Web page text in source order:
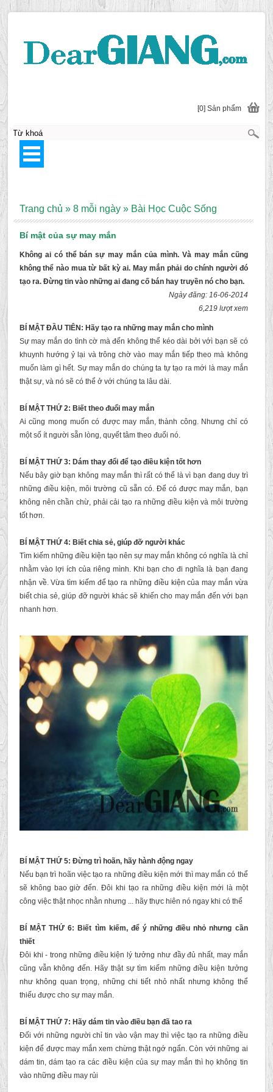
Bí mật của sự may mắn
Không ai có thể bán sự may mắn của mình. Và may mắn cũng
không thể nào mua từ bất kỳ ai. May mắn phải do chính người đó
tạo ra. Đừng tin vào những ai đang cố bán hay truyền nó cho bạn.
Ngày đăng: 16-06-2014
6,219 lượt xem
BÍ MẬT ĐẦU TIÊN: Hãy tạo ra những may mắn cho mình
Sự may mắn do tình cờ mà đến không thể kéo dài bởi vớì bạn sẽ có
khuynh hướng ỷ lại và trông chờ vào may mắn tiếp theo mà không
muốn làm gì hết. Sự may mắn do chúng ta tự tạo ra mới là may mắn
thật sự, và nó sẽ có thể ở với chúng ta lâu dài.
BÍ MẬT THỨ 2: Biết theo đuổi may mắn
Ai cũng mong muốn có được may mắn, thành công. Nhưng chỉ có
một số ítngười sẵn lòng, quyết tâm theo đuổi nó.
BÍ MẬT THỨ 3: Dám thay đổi để tạo điều kiện tốt hơn
Nếu bây giờ bạn không may mắn thì rất có thể là vì bạn đang duy trì
những điều kiện, môi trường cũ sẵn có. Để có được may mắn, bạn
không nên chần chừ, phải cải tạo ra những điều kiện và môi trường
tốt hơn.
BÍ MẬT THỨ 4: Biết chia sẻ, giúp đỡ người khác
Tìm kiếm những điều kiện tạo nên sự may mắn không có nghĩa là chỉ
nhằm vào lợi ích của riêng mình. Khi bạn cho đi nghĩa là bạn đang
nhận về. Vừa tìm kiếm để tạo ra những điều kiện của may mắn vừa
biết chia sẻ, giúp đỡ người khác sẽ khiến cho may mắn đến với bạn
nhanh hơn.
BÍ MẬT THỨ 5: Đừng trì hoãn, hãy hành động ngay
Nếu bạn trì hoãn việc tạo ra những điều kiện mới thì may mắn có thể
sẽ không bao giờ đến. Đôi khi tạo ra những điều kiện mới là một
công việc thật nhọc nhằn nhưng ... hãy thực hiên nó ngay khi có thể
BÍ MẬT THỨ 6: Biết tìm kiếm, để ý những điều nhỏ nhưng cần
thiết
Đôi khi - trong những điều kiện lý tưởng như đầy đủ nhất, may mắn
cũng vẫn không đến. Hãy thật sự tìm kiếm những điều kiện tưởng
như không quan trọng, những chi tiết nhỏ nhất nhưng không thể
thiếu được cho sự may mắn.
BÍ MẬT THỨ 7: Hãy dám tin vào điều bạn đã tao ra
Đối với những người chỉ tin vào vận may thì việc tạo ra những điều
kiện để được may mắn xem chừng thật ngớ ngẩn. Còn với những ai
dám tin, dám tạo ra các điều kiện của sự may mắn thì họ không tin
vào những điều may rủi
Trang chủ » 8 mỗi ngày » Bài Học Cuộc Sống
[0] Sản phẩm